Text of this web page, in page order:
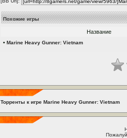
Похожие игры
Название
• Marine Heavy Gunner: Vietnam
Торренты к игре Marine Heavy Gunner: Vietnam